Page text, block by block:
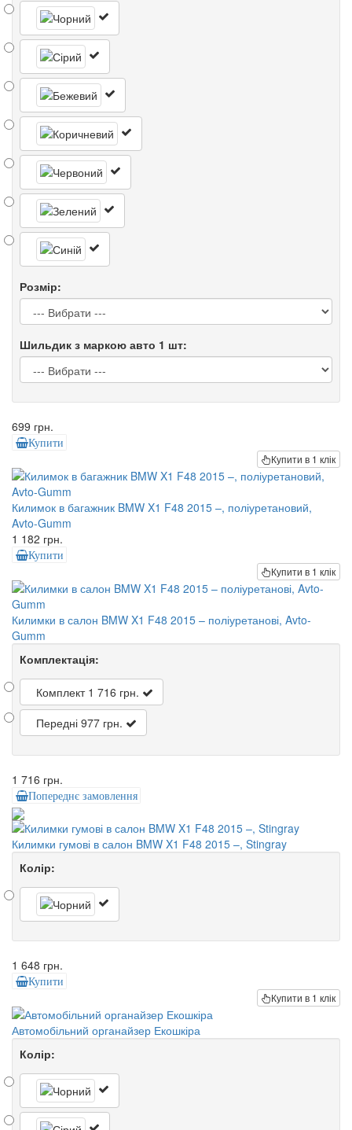
Розмір:
Шильдик з маркою авто 1 шт:
699 грн.
Купити
Купити в 1 клік
Килимок в багажник BMW X1 F48 2015 –, поліуретановий,
Avto-Gumm
1 182 грн.
Купити
Купити в 1 клік
Килимки в салон BMW X1 F48 2015 – поліуретанові, Avto-
Gumm
Комплектація:
Комплект 1 716 грн.
Передні 977 грн.
1 716 грн.
Попереднє замовлення
Килимки гумові в салон BMW X1 F48 2015 –, Stingray
Колір:
1 648 грн.
Купити
Купити в 1 клік
Автомобільний органайзер Екошкіра
Колір: